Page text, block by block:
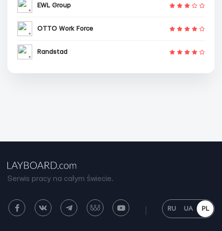
EWL Group
OTTO Work Force
Randstad
Serwis pracy na całym świecie.
RU UA PL